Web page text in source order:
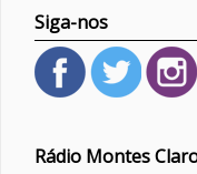
Siga-nos
Rádio Montes